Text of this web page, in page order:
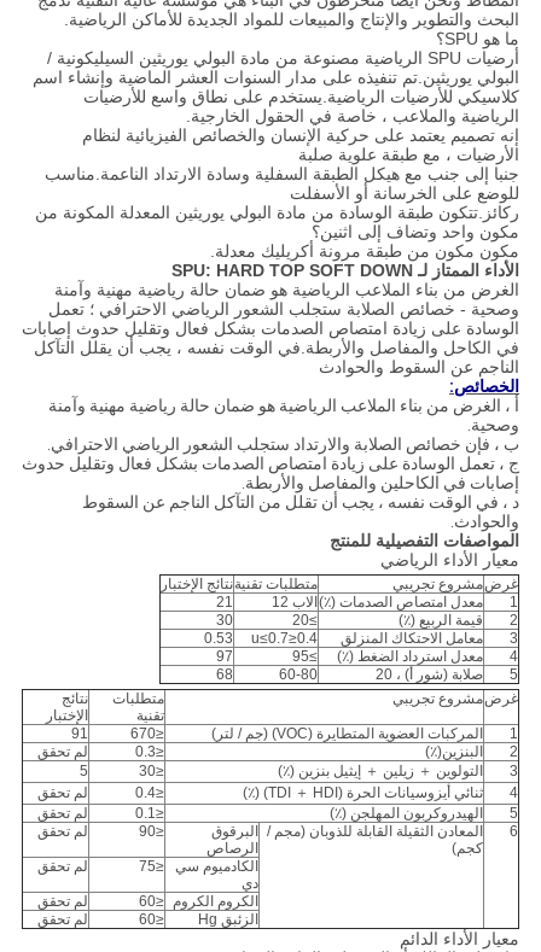
البحث والتطوير والإنتاج والمبيعات للمواد الجديدة للأماكن الرياضية.
ما هو SPU؟
أرضيات SPU الرياضية مصنوعة من مادة البولي يوريثين السيليكونية /
البولي يوريثين.تم تنفيذه على مدار السنوات العشر الماضية وإنشاء اسم
كلاسيكي للأرضيات الرياضية.يستخدم على نطاق واسع للأرضيات
الرياضية والملاعب ، خاصة في الحقول الخارجية.
إنه تصميم يعتمد على حركية الإنسان والخصائص الفيزيائية لنظام
الأرضيات ، مع طبقة علوية صلبة
جنبا إلى جنب مع هيكل الطبقة السفلية وسادة الارتداد الناعمة.مناسب
للوضع على الخرسانة أو الأسفلت
ركائز.تتكون طبقة الوسادة من مادة البولي يوريثين المعدلة المكونة من
مكون واحد وتضاف إلى اثنين؟
مكون مكون من طبقة مرونة أكريليك معدلة.
الأداء الممتاز لـ SPU: HARD TOP SOFT DOWN
الغرض من بناء الملاعب الرياضية هو ضمان حالة رياضية مهنية وآمنة
وصحية - خصائص الصلابة ستجلب الشعور الرياضي الاحترافي ؛ تعمل
الوسادة على زيادة امتصاص الصدمات بشكل فعال وتقليل حدوث إصابات
في الكاحل والمفاصل والأربطة.في الوقت نفسه ، يجب أن يقلل التآكل
الناجم عن السقوط والحوادث
الخصائص:
أ ، الغرض من بناء الملاعب الرياضية هو ضمان حالة رياضية مهنية وآمنة
وصحية.
ب ، فإن خصائص الصلابة والارتداد ستجلب الشعور الرياضي الاحترافي.
ج ، تعمل الوسادة على زيادة امتصاص الصدمات بشكل فعال وتقليل حدوث
إصابات في الكاحلين والمفاصل والأربطة.
د ، في الوقت نفسه ، يجب أن تقلل من التآكل الناجم عن السقوط
والحوادث.
المواصفات التفصيلية للمنتج
معيار الأداء الرياضي
غرضمشروع تجريبي متطلبات تقنيةنتائج الإختبار
معدل امتصاص الصدمات (٪)الاب 12
21
قيمة الربيع (٪)
30
معامل الاحتكاك المنزلق 0.4≤u≤0.7
0.53
معدل استرداد الضغط (٪)
97
صلابة (شور أ) ، 20 60-80
68
غرضمشروع تجريبي
متطلبات
تقنية
نتائج
الإختبار
المركبات العضوية المتطايرة (VOC) (جم / لتر)
91
البنزين(٪)
لم تحقق
التولوين ＋ زيلين ＋ إيثيل بنزين (٪)
ثنائي أيزوسيانات الحرة (TDI ＋ HDI) (٪)
لم تحقق
الهيدروكربون المهلجن (٪)
لم تحقق
المعادن الثقيلة القابلة للذوبان (مجم /
كجم)
البرقوق
الرصاص
لم تحقق
الكادميوم سي
دي
≤75 لم تحقق
الكروم الكروم ≤60
لم تحقق
الزئبق Hg
لم تحقق
معيار الأداء الدائم